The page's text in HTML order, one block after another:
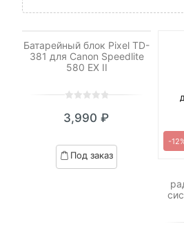
Батарейный блок Pixel TD-
381 для Canon Speedlite
580 EX II
out
based
on
3,990 ₽
Под заказ
-